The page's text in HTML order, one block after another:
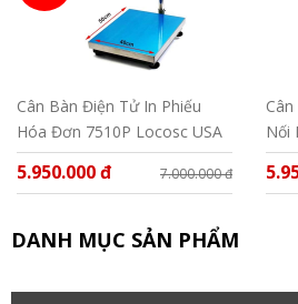
Cân Bàn Điện Tử In Phiếu
Hóa Đơn 7510P Locosc USA
5.950.000 đ 7.000.000 đ
Nối
DANH MỤC SẢN PHẨM